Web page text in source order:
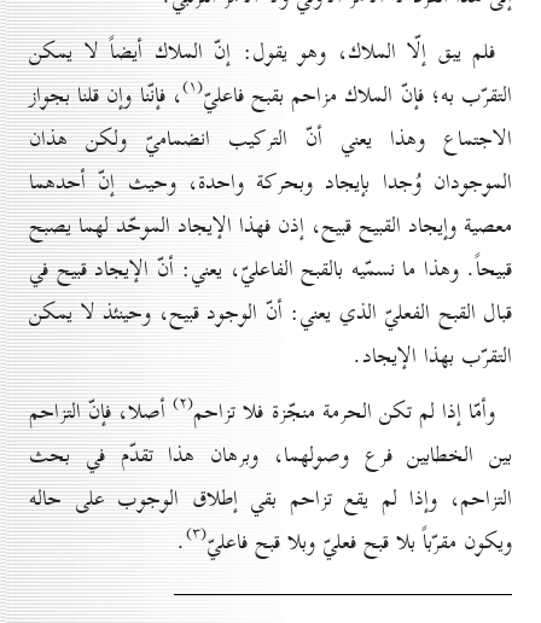
فلم يبق إلّا الملاك، وهو يقول: إنّ الملاك أيضاً لا يمكن
التقرّب به؛ فإنّ الملاك مزاحم بقبح فاعليّ(۱) ، فإنّنا وإن قلنا بجواز
الاجتماع وهذا يعني أنّ التركيب انضماميّ ولكن هذان
الموجودان وُجدا بإيجاد وبحركة واحدة، وحيث إنّ أحدهما
معصية وإيجاد القبيح قبيح، إذن فهذا الإيجاد الموحّد لهما يصبح
قبيحاً. وهذا ما نسمّيه بالقبح الفاعليّ، يعني: أنّ الإيجاد قبيح في
قبال القبح الفعليّ الذي يعني: أنّ الوجود قبيح، وحينئذ لا يمكن
التقرّب بهذا الإيجاد.
وأمّا إذا لم تكن الحرمة منجّزة فلا تزاحم(۲) أصلا، فإنّ التزاحم
بين الخطابين فرع وصولهما، وبرهان هذا تقدّم في بحث
التزاحم، وإذا لم يقع تزاحم بقي إطلاق الوجوب على حاله
ويكون مقرّباً بلا قبح فعليّ وبلا قبح فاعليّ(۳) .